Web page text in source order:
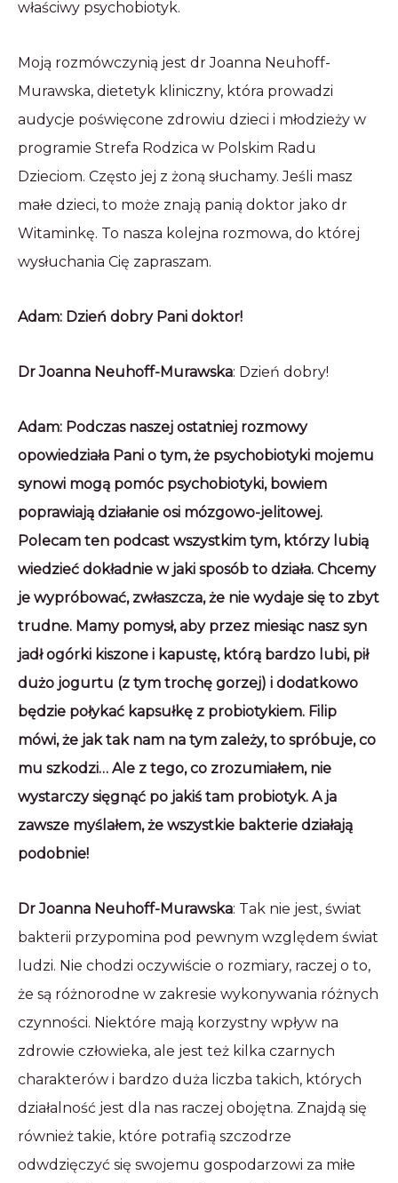
właściwy psychobiotyk.
Moją rozmówczynią jest dr Joanna Neuhoff-
Murawska, dietetyk kliniczny, która prowadzi
audycje poświęcone zdrowiu dzieci i młodzieży w
programie Strefa Rodzica w Polskim Radu
Dzieciom. Często jej z żoną słuchamy. Jeśli masz
małe dzieci, to może znają panią doktor jako dr
Witaminkę. To nasza kolejna rozmowa, do której
wysłuchania Cię zapraszam.
Adam: Dzień dobry Pani doktor!
Dr Joanna Neuhoff-Murawska: Dzień dobry!
Adam: Podczas naszej ostatniej rozmowy
opowiedziała Pani o tym, że psychobiotyki mojemu
synowi mogą pomóc psychobiotyki, bowiem
poprawiają działanie osi mózgowo-jelitowej.
Polecam ten podcast wszystkim tym, którzy lubią
wiedzieć dokładnie w jaki sposób to działa. Chcemy
je wypróbować, zwłaszcza, że nie wydaje się to zbyt
trudne. Mamy pomysł, aby przez miesiąc nasz syn
jadł ogórki kiszone i kapustę, którą bardzo lubi, pił
dużo jogurtu (z tym trochę gorzej) i dodatkowo
będzie połykać kapsułkę z probiotykiem. Filip
mówi, że jak tak nam na tym zależy, to spróbuje, co
mu szkodzi… Ale z tego, co zrozumiałem, nie
wystarczy sięgnąć po jakiś tam probiotyk. A ja
zawsze myślałem, że wszystkie bakterie działają
podobnie!
Dr Joanna Neuhoff-Murawska: Tak nie jest, świat
bakterii przypomina pod pewnym względem świat
ludzi. Nie chodzi oczywiście o rozmiary, raczej o to,
że są różnorodne w zakresie wykonywania różnych
czynności. Niektóre mają korzystny wpływ na
zdrowie człowieka, ale jest też kilka czarnych
charakterów i bardzo duża liczba takich, których
działalność jest dla nas raczej obojętna. Znajdą się
również takie, które potrafią szczodrze
odwdzięczyć się swojemu gospodarzowi za miłe